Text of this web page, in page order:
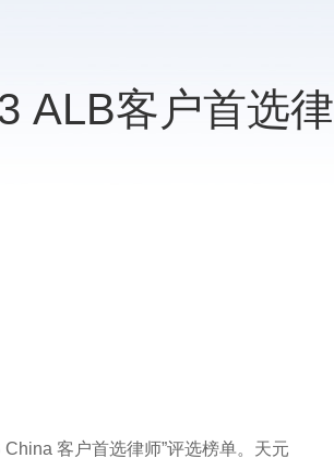
ALB客户首选律
客户首选律师”评选榜单。天元